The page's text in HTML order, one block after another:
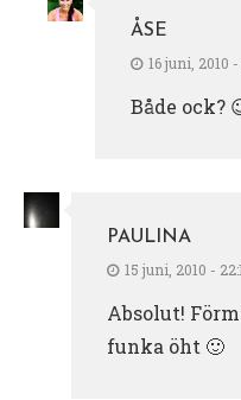
ÅSE
16 juni, 2010 -
Både ock?
PAULINA
15 juni, 2010 -
Absolut!
funka öht 🙂